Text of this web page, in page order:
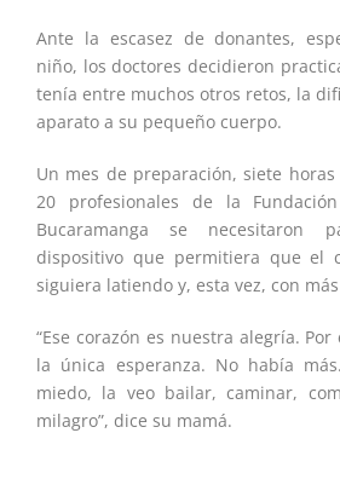
Ante la escasez de donantes,
niño, los doctores decidieron
tenía entre muchos otros retos, la
aparato a su pequeño cuerpo.
Un mes de preparación, siete
20 profesionales de la
Bucaramanga se necesitaron
dispositivo que permitiera que el
siguiera latiendo y, esta vez, con
“Ese corazón es nuestra alegría.
la única esperanza. No había
miedo, la veo bailar, caminar,
milagro”, dice su mamá.